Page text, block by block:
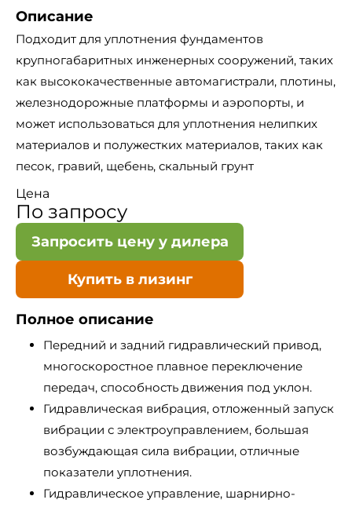
Описание
Подходит для уплотнения фундаментов
крупногабаритных инженерных сооружений, таких
как высококачественные автомагистрали, плотины,
железнодорожные платформы и аэропорты, и
может использоваться для уплотнения нелипких
материалов и полужестких материалов, таких как
песок, гравий, щебень, скальный грунт
Цена
По запросу
Запросить цену у дилера
Купить в лизинг
Полное описание
Передний и задний гидравлический привод,
многоскоростное плавное переключение
передач, способность движения под уклон.
Гидравлическая вибрация, отложенный запуск
вибрации с электроуправлением, большая
возбуждающая сила вибрации, отличные
показатели уплотнения.
Гидравлическое управление, шарнирно-